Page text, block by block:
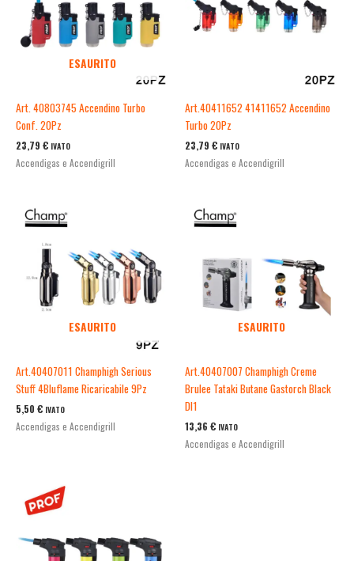
ESAURITO
Art. 40803745 Accendino Turbo
Conf. 20Pz
23,79 € IVATO
Accendigas e Accendigrill
Art.40411652 41411652 Accendino
Turbo 20Pz
23,79 € IVATO
Accendigas e Accendigrill
ESAURITO
Art.40407011 Champhigh Serious
Stuff 4Bluflame Ricaricabile 9Pz
5,50 € IVATO
Accendigas e Accendigrill
ESAURITO
Art.40407007 Champhigh Creme
Brulee Tataki Butane Gastorch Black
Dl1
13,36 € IVATO
Accendigas e Accendigrill